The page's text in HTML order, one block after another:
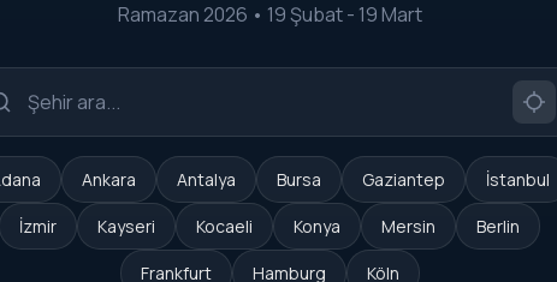
Ramazan 2026 • 19 Şubat - 19 Mart
Ankara Antalya Bursa Gaziantep İstanbul
İzmir Kayseri Kocaeli Konya Mersin Berlin
Frankfurt Hamburg Köln